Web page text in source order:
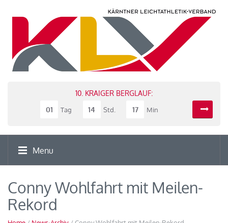
10. KRAIGER BERGLAUF:
01
Tag 14 Std. 17 Min
Menu
Conny Wohlfahrt mit Meilen-
Rekord